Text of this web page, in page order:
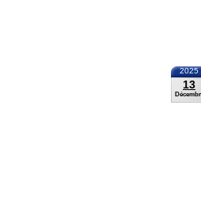
2025
13